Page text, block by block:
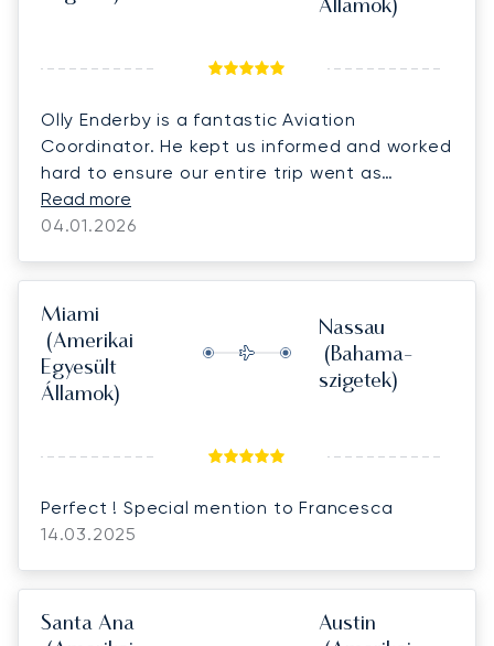
Államok)
Olly Enderby is a fantastic Aviation
Coordinator. He kept us informed and worked
hard to ensure our entire trip went as
planned even when faced with challenges
from Owners changing their minds and the US
congestion.
Read more
04.01.2026
Miami
(Amerikai
Egyesült
Államok)
Nassau
(Bahama-
szigetek)
Perfect ! Special mention to Francesca
14.03.2025
Santa Ana
Austin